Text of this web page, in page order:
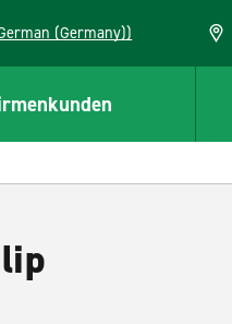
(German (Germany))